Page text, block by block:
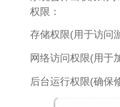
权限：
存储权限(用于访问
网络访问权限(用于
后台运行权限(确保